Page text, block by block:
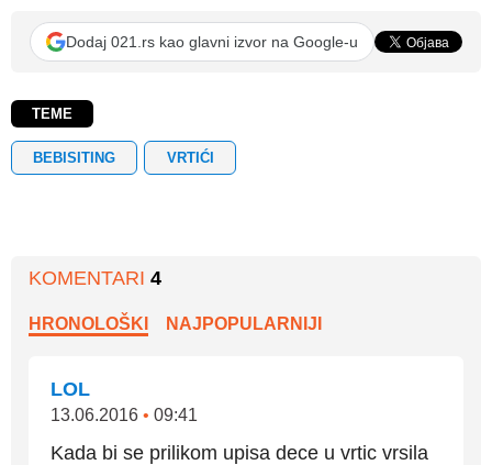
Dodaj 021.rs kao glavni izvor na Google-u
TEME
BEBISITING VRTIĆI
KOMENTARI 4
HRONOLOŠKI NAJPOPULARNIJI
LOL
13.06.2016 • 09:41
Kada bi se prilikom upisa dece u vrtic vrsila